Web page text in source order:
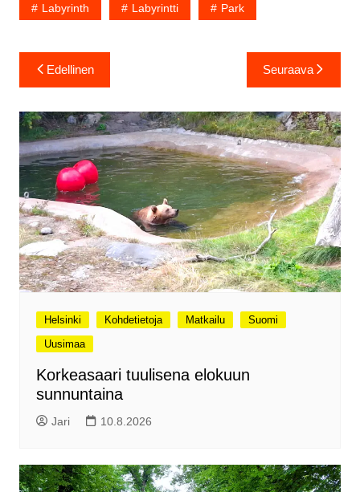
Labyrinth Labyrintti Park
Artikkelien
selaus
Edellinen Seuraava
Helsinki Kohdetietoja Matkailu
Suomi
Uusimaa
Korkeasaari tuulisena elokuun
sunnuntaina
Jari 10.8.2026